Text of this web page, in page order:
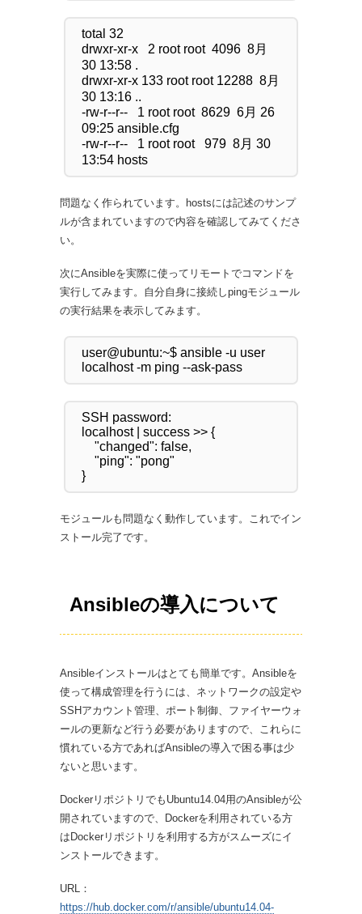
total 32
drwxr-xr-x   2 root root  4096  8月
30 13:58 .
drwxr-xr-x 133 root root 12288  8月
30 13:16 ..
-rw-r--r--   1 root root  8629  6月 26
09:25 ansible.cfg
-rw-r--r--   1 root root   979  8月 30
問題なく作られています。hostsには記述のサンプ
ルが含まれていますので内容を確認してみてくださ
い。
次にAnsibleを実際に使ってリモートでコマンドを
実行してみます。自分自身に接続しpingモジュール
の実行結果を表示してみます。
user@ubuntu:~$ ansible -u user
SSH password:
localhost | success >> {
モジュールも問題なく動作しています。これでイン
ストール完了です。
Ansibleの導入について
Ansibleインストールはとても簡単です。Ansibleを
使って構成管理を行うには、ネットワークの設定や
SSHアカウント管理、ポート制御、ファイヤーウォ
ールの更新など行う必要がありますので、これらに
慣れている方であればAnsibleの導入で困る事は少
ないと思います。
DockerリポジトリでもUbuntu14.04用のAnsibleが公
開されていますので、Dockerを利用されている方
はDockerリポジトリを利用する方がスムーズにイ
ンストールできます。
URL：
https://hub.docker.com/r/ansible/ubuntu14.04-